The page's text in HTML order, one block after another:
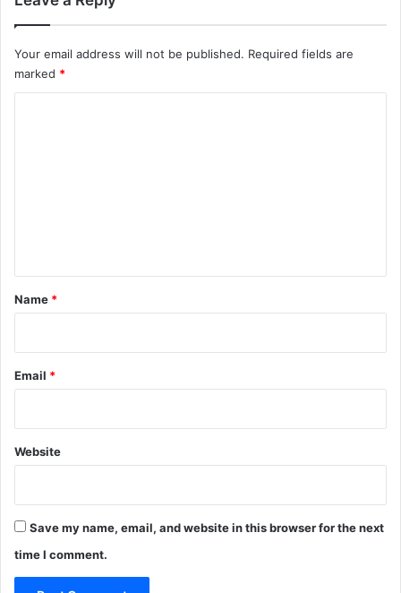
Your email address will not be published. Required fields are
marked *
*
Name *
Email *
Website
Save my name, email, and website in this browser for the next
time I comment.